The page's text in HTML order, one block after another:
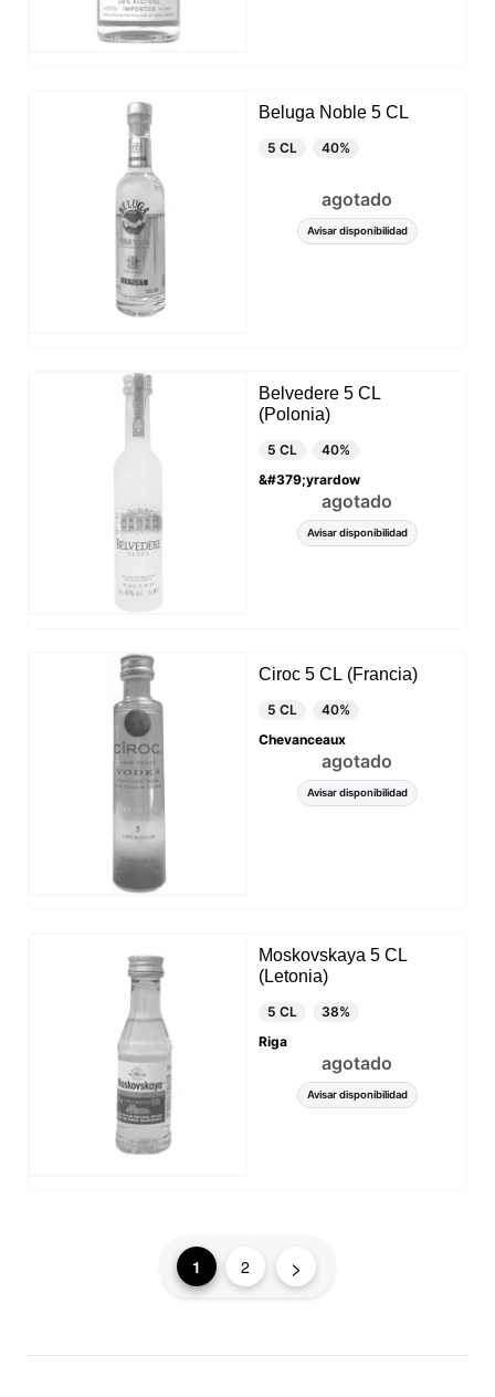
Beluga Noble 5 CL
5 CL 40%
agotado
Avisar disponibilidad
Belvedere 5 CL
(Polonia)
5 CL
40%
&#379;yrardow
agotado
Avisar disponibilidad
Ciroc 5 CL (Francia)
5 CL
40%
Chevanceaux
agotado
Avisar disponibilidad
Moskovskaya 5 CL
(Letonia)
5 CL
38%
Riga
agotado
Avisar disponibilidad
1 2 >